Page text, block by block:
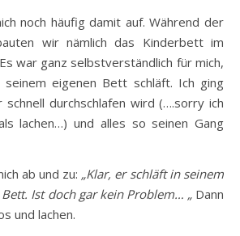
noch häufig damit auf. Während der
wir nämlich das Kinderbett im
war ganz selbstverständlich für mich,
eigenen Bett schläft. Ich ging
durchschlafen wird (….sorry ich
lachen…) und alles so seinen Gang
ab und zu: „Klar, er schläft in seinem
Ist doch gar kein Problem… „Dann
und lachen.